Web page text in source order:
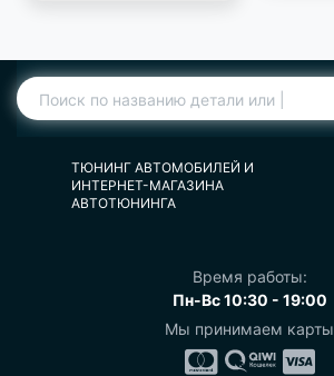
ТЮНИНГ АВТОМОБИЛЕЙ И
ИНТЕРНЕТ-МАГАЗИНА
АВТОТЮНИНГА
Время работы:
Пн-Вс 10:30 - 19:00
Мы принимаем карты